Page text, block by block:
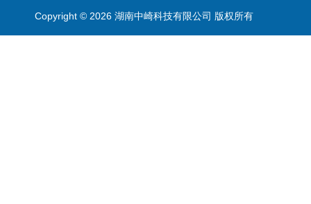
Copyright © 2026 湖南中崎科技有限公司 版权所有